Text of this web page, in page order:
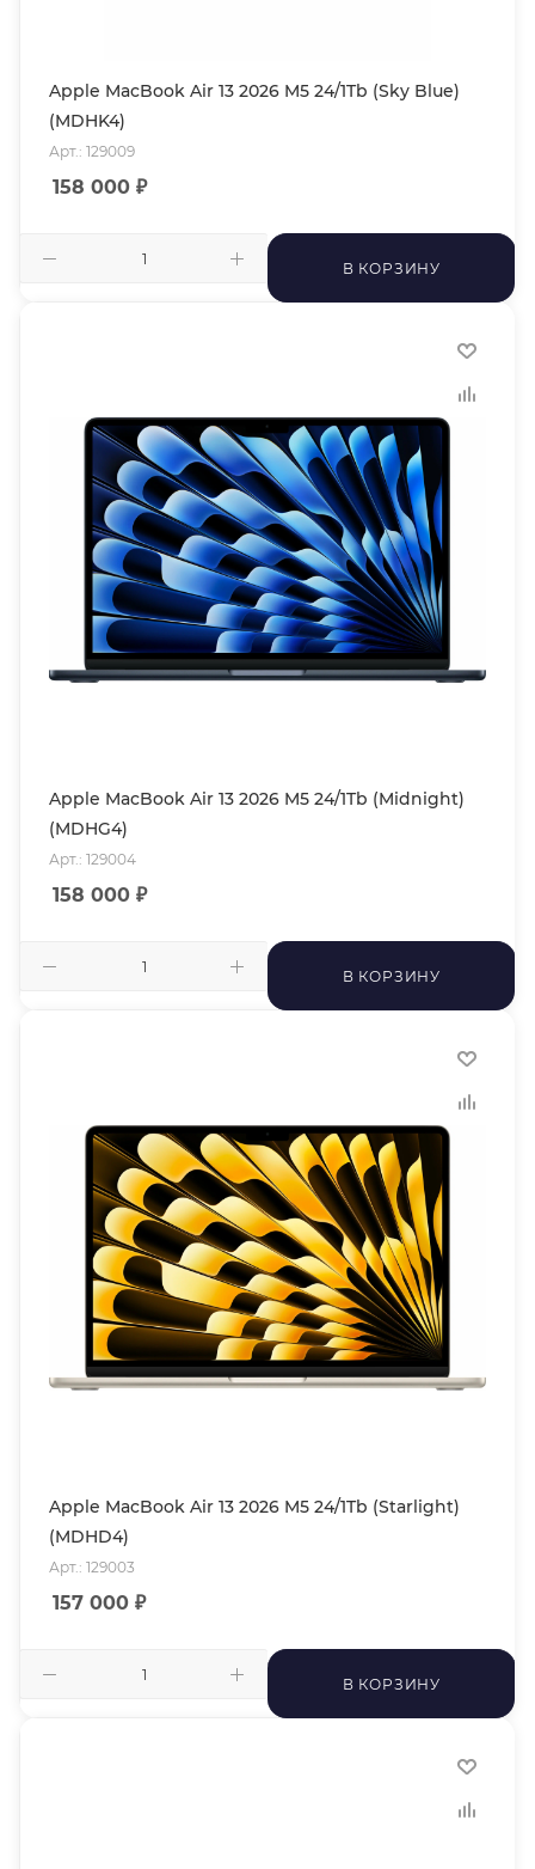
Apple MacBook Air 13 2026 M5 24/1Tb (Sky Blue)
(MDHK4)
Арт.: 129009
158 000 ₽
В КОРЗИНУ
Apple MacBook Air 13 2026 M5 24/1Tb (Midnight)
(MDHG4)
Арт.: 129004
158 000 ₽
В КОРЗИНУ
Apple MacBook Air 13 2026 M5 24/1Tb (Starlight)
(MDHD4)
Арт.: 129003
157 000 ₽
В КОРЗИНУ